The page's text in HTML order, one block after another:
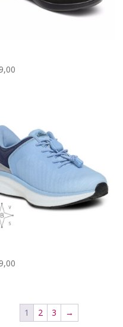
1 2 3 →